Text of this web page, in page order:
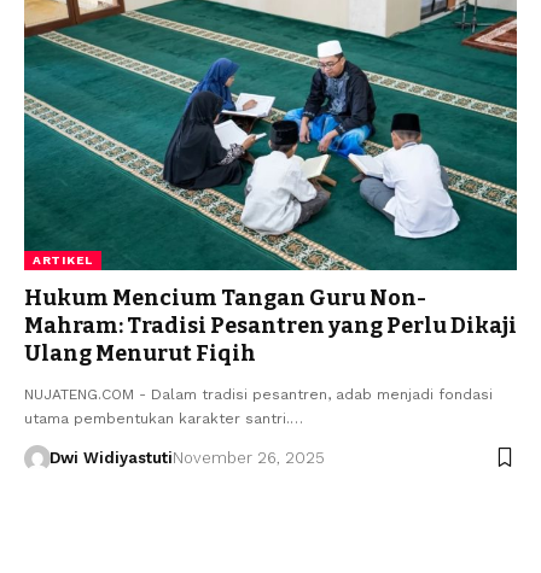
ARTIKEL
Hukum Mencium Tangan Guru Non-
Mahram: Tradisi Pesantren yang Perlu Dikaji
Ulang Menurut Fiqih
NUJATENG.COM - Dalam tradisi pesantren, adab menjadi fondasi
utama pembentukan karakter santri.…
Dwi WidiyastutiNovember 26, 2025